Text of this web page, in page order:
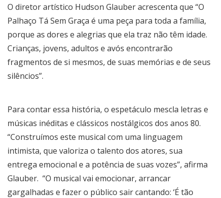
O diretor artístico Hudson Glauber acrescenta que “O
Palhaço Tá Sem Graça é uma peça para toda a família,
porque as dores e alegrias que ela traz não têm idade.
Crianças, jovens, adultos e avós encontrarão
fragmentos de si mesmos, de suas memórias e de seus
silêncios”.
Para contar essa história, o espetáculo mescla letras e
músicas inéditas e clássicos nostálgicos dos anos 80.
“Construímos este musical com uma linguagem
intimista, que valoriza o talento dos atores, sua
entrega emocional e a potência de suas vozes”, afirma
Glauber. “O musical vai emocionar, arrancar
gargalhadas e fazer o público sair cantando: ‘É tão